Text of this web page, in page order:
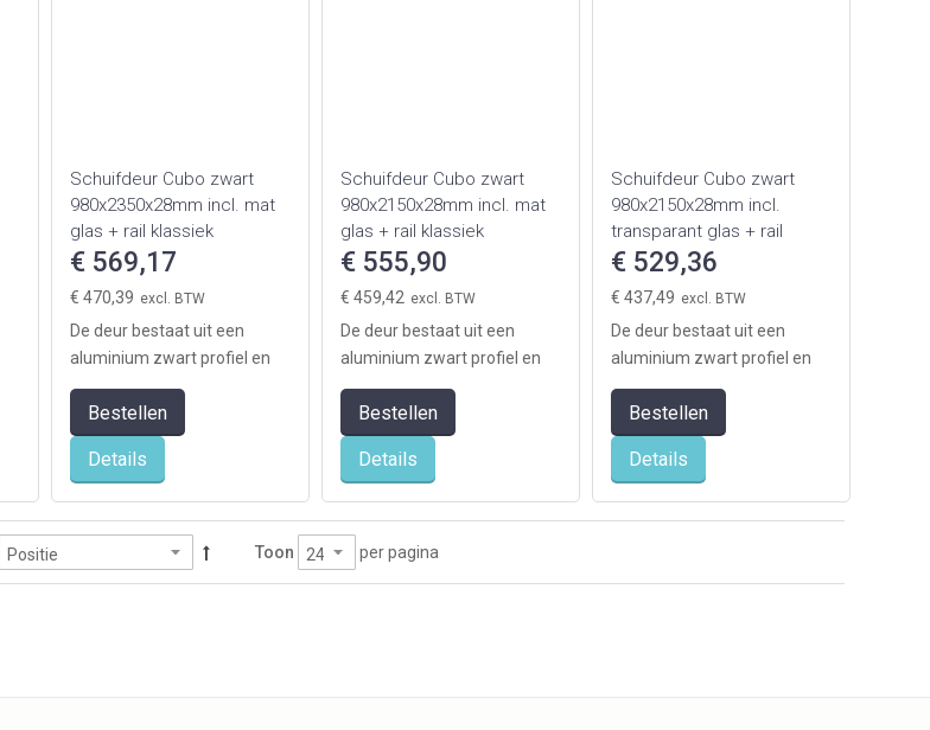
Schuifdeur Cubo zwart
980x2350x28mm incl. mat
glas + rail klassiek
€ 569,17
€ 470,39
De deur bestaat uit een
aluminium zwart profiel en
vier glaspanelen, die u
eenvoudig zelf ...
Bestellen
Details
Schuifdeur Cubo zwart
980x2150x28mm incl. mat
glas + rail klassiek
€ 555,90
€ 459,42
De deur bestaat uit een
aluminium zwart profiel en
vier glaspanelen, die u
eenvoudig zelf ...
Bestellen
Details
Schuifdeur Cubo zwart
980x2150x28mm incl.
transparant glas + rail
klassiek
€ 529,36
€ 437,49
De deur bestaat uit een
aluminium zwart profiel en
vier glaspanelen, die u
eenvoudig zelf ...
Bestellen
Details
Toon per pagina